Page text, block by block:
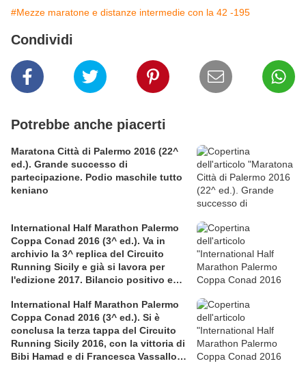
#Mezze maratone e distanze intermedie con la 42 -195
Condividi
Potrebbe anche piacerti
Maratona Città di Palermo 2016 (22^
ed.). Grande successo di
partecipazione. Podio maschile tutto
keniano
International Half Marathon Palermo
Coppa Conad 2016 (3^ ed.). Va in
archivio la 3^ replica del Circuito
Running Sicily e già si lavora per
l'edizione 2017. Bilancio positivo e
maschile a squadre
International Half Marathon Palermo
Coppa Conad 2016 (3^ ed.). Si è
conclusa la terza tappa del Circuito
Running Sicily 2016, con la vittoria di
Bibi Hamad e di Francesca Vassallo